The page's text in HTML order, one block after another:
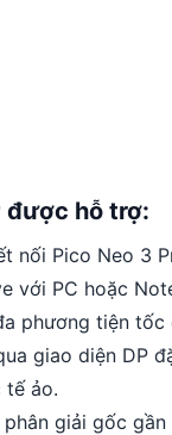
được hỗ trợ:
nối Pico Neo 3
với PC hoặc
phương tiện
giao diện DP
tế ảo.
giải gốc